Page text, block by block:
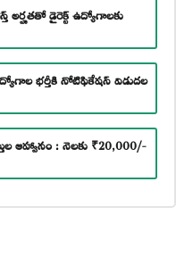
అర్హతతో డైరెక్ట్ ఉద్యోగాలకు
భర్తీకి నోటిఫికేషన్ విడుదల
ఆహ్వానం : నెలకు ₹20,000/-